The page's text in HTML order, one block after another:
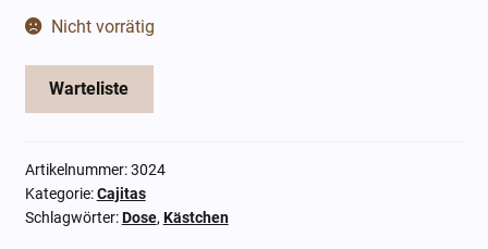
Nicht vorrätig
Warteliste
Artikelnummer:3024
Kategorie:Cajitas
Schlagwörter:Dose, Kästchen